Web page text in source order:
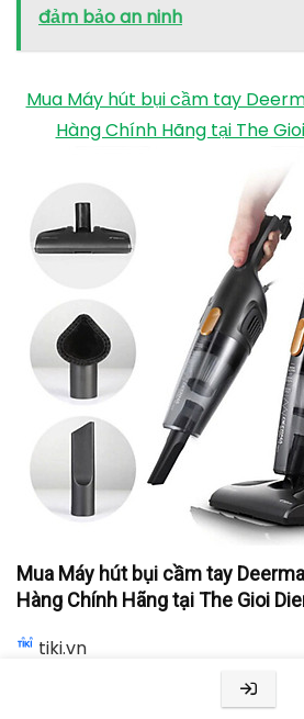
đảm bảo an ninh
Mua Máy hút bụi cầm tay
Hàng Chính Hãng tại The
Mua Máy hút bụi cầm tay
Hàng Chính Hãng tại The Gioi
tiki.vn
418.800
TỚI NƠI BÁN